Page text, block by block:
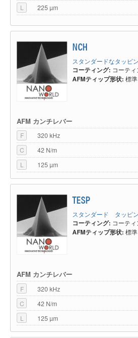
L 225 µm
NCH
スタンダードなタッピ
コーティング: コーテ
AFMティップ形状: 標準
AFM カンチレバー
F
320 kHz
C
42 N/m
L
125 µm
TESP
スタンダード タッピ
コーティング: コーテ
AFMティップ形状: 標準
AFM カンチレバー
F
320 kHz
C
42 N/m
L
125 µm